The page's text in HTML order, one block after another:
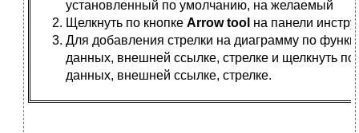
установленный по умолчанию, на желаемый
Щелкнуть по кнопке Arrow tool на панели
Для добавления стрелки на диаграмму по
данных, внешней ссылке, стрелке и щелкнуть
данных, внешней ссылке, стрелке.